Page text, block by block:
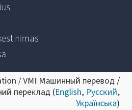
/ VMI Машинный перевод /
переклад (English, Русский,
Українська)